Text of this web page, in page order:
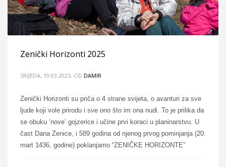
Zenički Horizonti 2025
SRIJEDA, 19.03.2025. OD DAMIR
Zenički Horizonti su priča o 4 strane svijeta, o avanturi za sve
ljude koji vole prirodu i sve ono što im ona nudi. To je prilika da
se obuku ‘nove’ gojzerice i učine prvi koraci u planinarstvu. U
čast Dana Zenice, i 589 godina od njenog prvog pominjanja (20.
mart 1436. godine) poklanjamo “ZENIČKE HORIZONTE”